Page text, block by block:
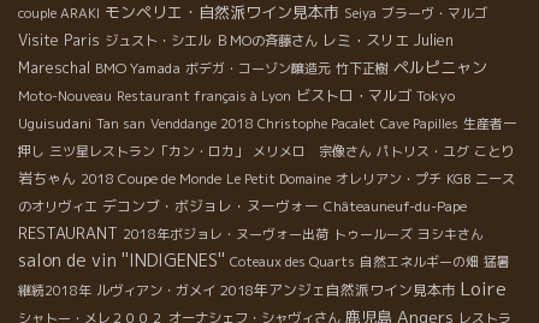
couple ARAKI モンペリエ・自然派ワイン見本市 Seiya ブラーヴ・マルゴ
Visite Paris ジュスト・シエル ＢＭОの斉藤さん レミ・スリエ Julien
Mareschal BMO Yamada ボデガ・コーゾン醸造元 竹下正樹 ペルピニャン
Moto-Nouveau Restaurant français à Lyon ビストロ・マルゴ Tokyo
Uguisudani Tan san Venddange 2018 Christophe Pacalet Cave Papilles 生産者一
押し 三ツ星レストラン「カン・ロカ」 メリメロ 宗像さん パトリス・ユグ ことり
岩ちゃん 2018 Coupe de Monde Le Petit Domaine オレリアン・プチ KGB ニース
のオリヴィエ デコンブ・ボジョレ・ヌーヴォー Châteauneuf-du-Pape
RESTAURANT 2018年ボジョレ・ヌーヴォー出荷 トゥールーズ ヨシキさん
salon de vin ''INDIGENES'' Coteaux des Quarts 自然エネルギーの畑 猛暑
継続2018年 ルヴィアン・ガメイ 2018年アンジェ自然派ワイン見本市 Loire
シャトー・メレ２００２ オーナシェフ・シャヴィさん 鹿児島 Angers レストラ